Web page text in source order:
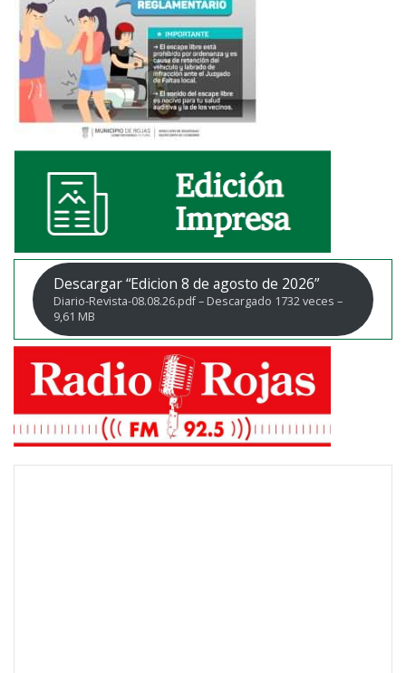
Descargar “Edicion 8 de agosto de 2026”
Diario-Revista-08.08.26.pdf – Descargado 1732 veces –
9,61 MB